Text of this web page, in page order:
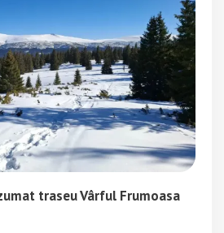
traseu Vârful Frumoasa